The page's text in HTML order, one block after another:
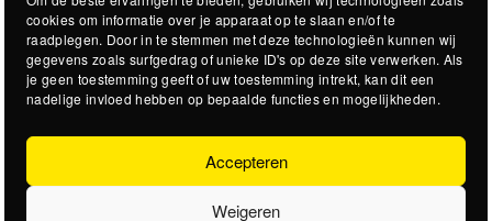
cookies om informatie over je apparaat op te slaan en/of te
raadplegen. Door in te stemmen met deze technologieën kunnen wij
gegevens zoals surfgedrag of unieke ID's op deze site verwerken. Als
je geen toestemming geeft of uw toestemming intrekt, kan dit een
nadelige invloed hebben op bepaalde functies en mogelijkheden.
Accepteren
Weigeren